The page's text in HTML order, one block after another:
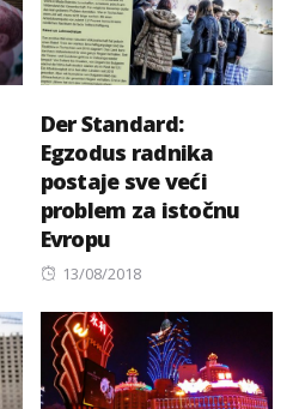
Der Standard:
Egzodus radnika
postaje sve veći
problem za istočnu
Evropu
Posted
13/08/2018